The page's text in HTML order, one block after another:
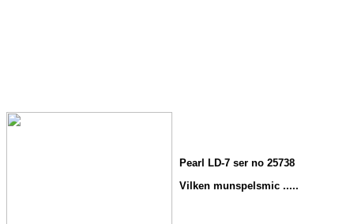
Pearl LD-7 ser no 25738
Vilken munspelsmic .....